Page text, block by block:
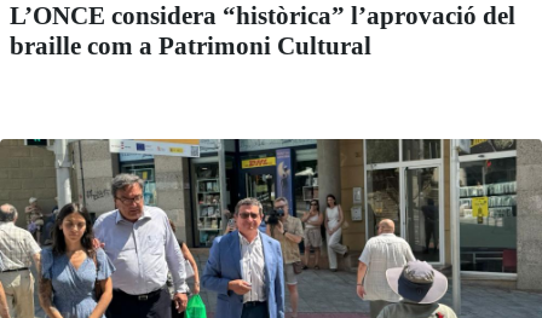
L’ONCE considera “històrica” l’aprovació del
braille com a Patrimoni Cultural